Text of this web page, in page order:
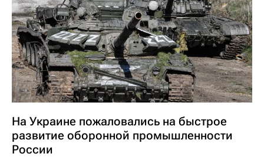
На Украине пожаловались на быстрое
развитие оборонной промышленности
России